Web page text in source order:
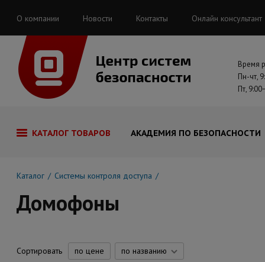
О компании Новости Контакты Онлайн консультант
Время
Пн-чт,
Пт,
КАТАЛОГ ТОВАРОВ АКАДЕМИЯ ПО БЕЗОПАСНОСТИ
Каталог Системы контроля доступа
Домофоны
Сортировать по цене по названию